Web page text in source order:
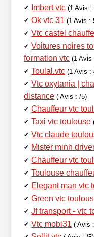
✔ Imbert vtc (1 Avis :
✔ Ok vtc 31 (1 Avis :
✔ Vtc castel
✔ Voitures noires
formation vtc (1 Avis
✔ Toulal.vtc (1 Avis :
✔ Vtc oxytania |
distance ( Avis : /5)
✔ Chauffeur vtc
✔ Taxi vtc toulouse
✔ Vtc claude
✔ Mister minh
✔ Chauffeur vtc
✔ Toulouse
✔ Elegant man vtc
✔ Green vtc
✔ Jf transport - vtc
✔ Vtc mobi31 ( Avis